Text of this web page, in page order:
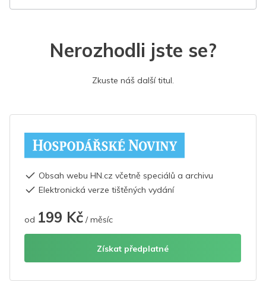
Nerozhodli jste se?
Zkuste náš další titul.
Obsah webu HN.cz včetně speciálů a archivu
Elektronická verze tištěných vydání
od 199 Kč / měsíc
Získat předplatné